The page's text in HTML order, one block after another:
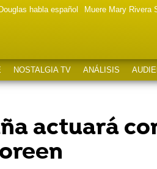
habla español Muere Mary Rivera
NOSTALGIA TV ANÁLISIS
actuará